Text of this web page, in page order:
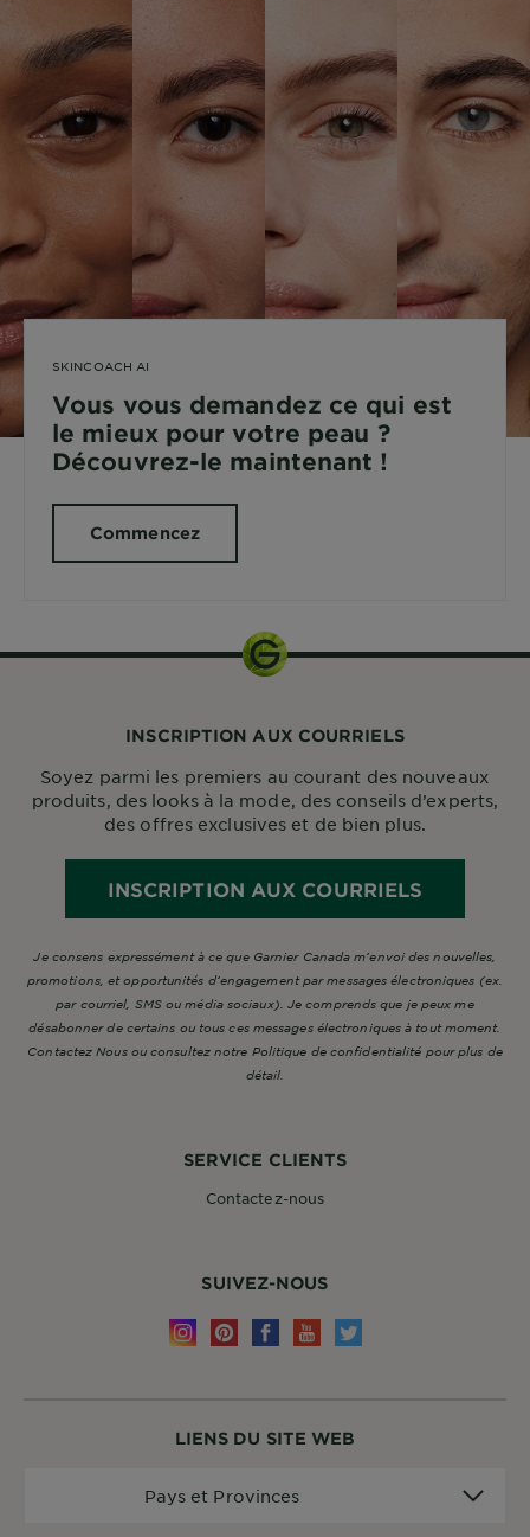
SKINCOACH AI
Vous vous demandez ce qui est
le mieux pour votre peau ?
Découvrez-le maintenant !
Commencez
LIENS DU SITE WEB
Pays et Provinces
SERVICE CLIENTS
Contactez-nous
SUIVEZ-NOUS
INSCRIPTION AUX COURRIELS
Soyez parmi les premiers au courant des nouveaux
produits, des looks à la mode, des conseils d’experts,
des offres exclusives et de bien plus.
INSCRIPTION AUX COURRIELS
Je consens expressément à ce que Garnier Canada m’envoi des nouvelles,
promotions, et opportunités d’engagement par messages électroniques (ex.
par courriel, SMS ou média sociaux). Je comprends que je peux me
désabonner de certains ou tous ces messages électroniques à tout moment.
Contactez Nous ou consultez notre Politique de confidentialité pour plus de
détail.